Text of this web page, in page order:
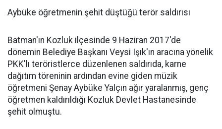
Aybüke öğretmenin şehit düştüğü terör saldırısı
Batman'ın Kozluk ilçesinde 9 Haziran 2017'de
dönemin Belediye Başkanı Veysi Işık'ın aracına yönelik
PKK'lı teröristlerce düzenlenen saldırıda, karne
dağıtım töreninin ardından evine giden müzik
öğretmeni Şenay Aybüke Yalçın ağır yaralanmış, genç
öğretmen kaldırıldığı Kozluk Devlet Hastanesinde
şehit olmuştu.